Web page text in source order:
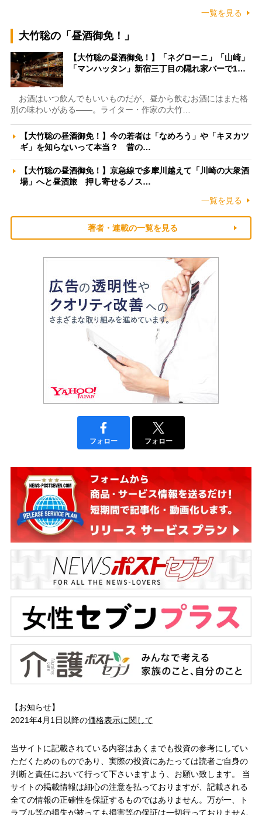
一覧を見る
大竹聡の「昼酒御免！」
【大竹聡の昼酒御免！】「ネグローニ」「山崎」
「マンハッタン」新宿三丁目の隠れ家バーで1…
お酒はいつ飲んでもいいものだが、昼から飲むお酒にはまた格
別の味わいがある――。ライター・作家の大竹…
【大竹聡の昼酒御免！】今の若者は「なめろう」や「キヌカツ
ギ」を知らないって本当？ 昔の…
【大竹聡の昼酒御免！】京急線で多摩川越えて「川崎の大衆酒
場」へと昼酒旅 押し寄せるノス…
一覧を見る
著者・連載の一覧を見る
フォロー フォロー
【お知らせ】
2021年4月1日以降の価格表示に関して
当サイトに記載されている内容はあくまでも投資の参考にしてい
ただくためのものであり、実際の投資にあたっては読者ご自身の
判断と責任において行って下さいますよう、お願い致します。 当
サイトの掲載情報は細心の注意を払っておりますが、記載される
全ての情報の正確性を保証するものではありません。万が一、ト
ラブル等の損失が被っても損害等の保証は一切行っておりません